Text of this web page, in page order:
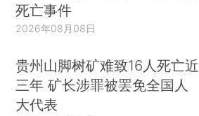
死亡事件
2026年08月08日
贵州山脚树矿难致16人死亡近
三年 矿长涉罪被罢免全国人
大代表